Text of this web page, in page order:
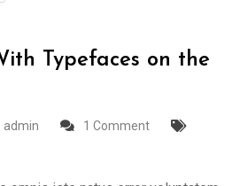
Typefaces on the
admin
1 Comment